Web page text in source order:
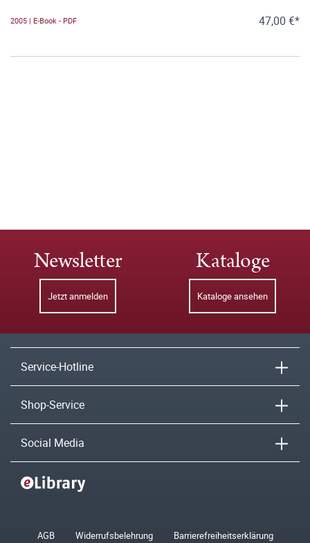
2005 | E-Book - PDF 47,00 €*
Newsletter
Jetzt anmelden
Kataloge
Kataloge ansehen
Service-Hotline
Shop-Service
Social Media
AGB Widerrufsbelehrung
Barrierefreiheitserklärung